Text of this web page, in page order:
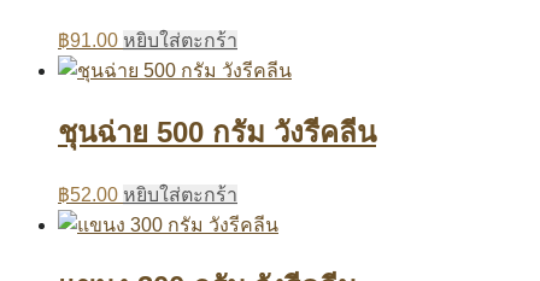
฿91.00 หยิบใส่ตะกร้า
ชุนฉ่าย 500 กรัม วังรีคลีน
฿52.00 หยิบใส่ตะกร้า